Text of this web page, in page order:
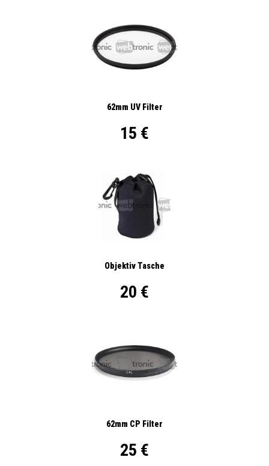
62mm UV Filter
15 €
Objektiv Tasche
20 €
62mm CP Filter
25 €